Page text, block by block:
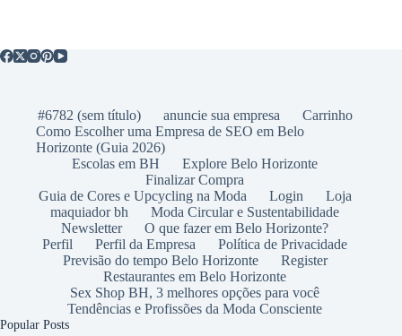
#6782 (sem título) anuncie sua empresa
Carrinho
Como Escolher uma Empresa de SEO em Belo
Horizonte (Guia 2026)
Escolas em BH
Explore Belo Horizonte
Finalizar Compra
Guia de Cores e Upcycling na Moda
Login
Loja
maquiador bh
Moda Circular e Sustentabilidade
Newsletter
O que fazer em Belo Horizonte?
Perfil
Perfil da Empresa
Política de Privacidade
Previsão do tempo Belo Horizonte
Register
Restaurantes em Belo Horizonte
Sex Shop BH, 3 melhores opções para você
Tendências e Profissões da Moda Consciente
Popular Posts